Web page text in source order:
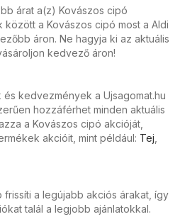
árat a(z) Kovászos cipó
között a Kovászos cipó most a Aldi
áron. Ne hagyja ki az aktuális
kedvező áron!
kedvezmények a Ujsagomat.hu
hozzáférhet minden aktuális
a Kovászos cipó akcióját,
akcióit, mint például: Tej
frissíti a legújabb akciós árakat, így
talál a legjobb ajánlatokkal.